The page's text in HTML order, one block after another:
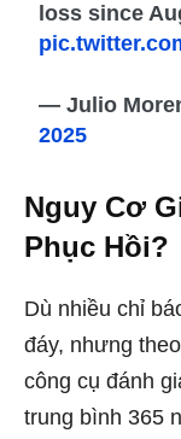
loss since
— Julio
2025
Nguy Cơ
Phục Hồi?
Dù nhiều chỉ
đáy, nhưng theo
công cụ đánh
trung bình 365